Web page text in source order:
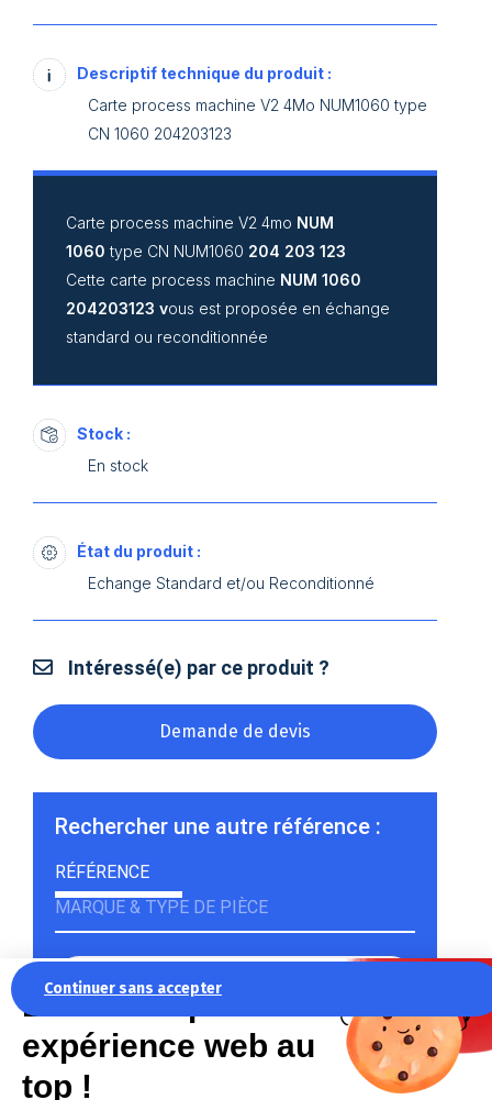
Continuer sans accepter
La recette pour une
expérience web au
top !
Descriptif technique du produit :
Carte process machine V2 4Mo NUM1060 type
CN 1060 204203123
Carte process machine V2 4mo NUM
1060 type CN NUM1060 204 203 123
Cette carte process machine NUM 1060
204203123 vous est proposée en échange
standard ou reconditionnée
Stock :
En stock
État du produit :
Echange Standard et/ou Reconditionné
Intéressé(e) par ce produit ?
Demande de devis
Rechercher une autre référence :
RÉFÉRENCE
MARQUE & TYPE DE PIÈCE
Rechercher